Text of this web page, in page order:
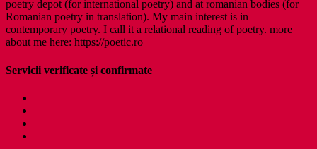
poetry depot (for international poetry) and at romanian bodies (for
Romanian poetry in translation). My main interest is in
contemporary poetry. I call it a relational reading of poetry. more
about me here: https://poetic.ro
Servicii verificate și confirmate